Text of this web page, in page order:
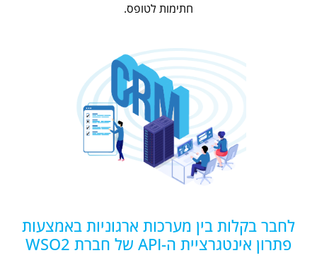
חתימות לטופס.
לחבר בקלות בין מערכות ארגוניות באמצעות
פתרון אינטגרציית ה-API של חברת WSO2